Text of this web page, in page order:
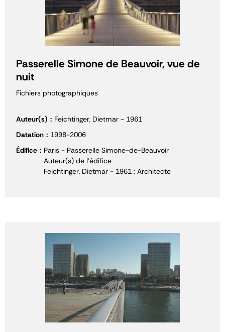
Passerelle Simone de Beauvoir, vue de
nuit
Fichiers photographiques
Auteur(s)
Feichtinger, Dietmar - 1961
Datation
1998-2006
Édifice
Paris - Passerelle Simone-de-Beauvoir
Auteur(s) de l'édifice
Feichtinger, Dietmar - 1961 : Architecte